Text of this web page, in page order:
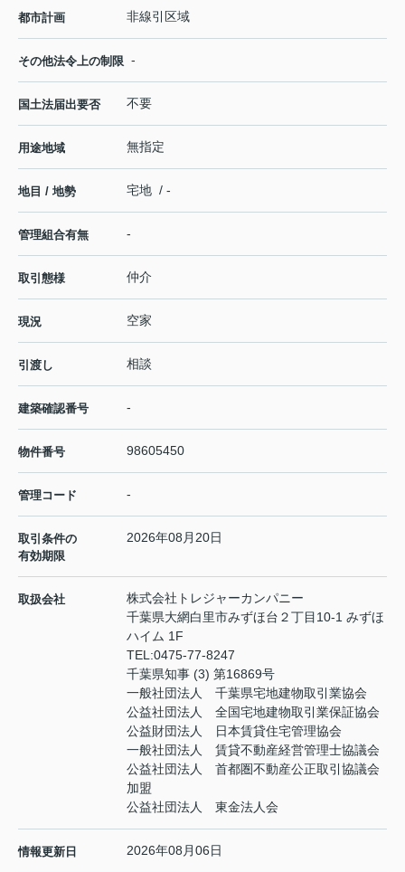
都市計画 非線引区域
その他法令上の制限 -
国土法届出要否 不要
用途地域 無指定
地目 / 地勢 宅地 / -
管理組合有無 -
取引態様 仲介
現況 空家
引渡し 相談
建築確認番号 -
物件番号 98605450
管理コード -
取引条件の
有効期限
2026年08月20日
取扱会社
株式会社トレジャーカンパニー
千葉県大網白里市みずほ台２丁目10-1 みずほ
ハイム 1F
TEL:0475-77-8247
千葉県知事 (3) 第16869号
一般社団法人 千葉県宅地建物取引業協会
公益社団法人 全国宅地建物取引業保証協会
公益財団法人 日本賃貸住宅管理協会
一般社団法人 賃貸不動産経営管理士協議会
公益社団法人 首都圏不動産公正取引協議会
加盟
公益社団法人 東金法人会
情報更新日 2026年08月06日